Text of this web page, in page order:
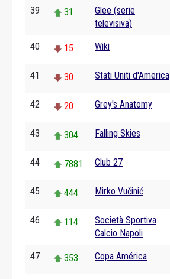
39 31
Glee (serie
televisiva)
40 15 Wiki
41 30 Stati Uniti d'America
42 20 Grey's Anatomy
43 304 Falling Skies
44 7881 Club 27
45 444 Mirko Vučinić
46 114
Società Sportiva
Calcio Napoli
47 353 Copa América